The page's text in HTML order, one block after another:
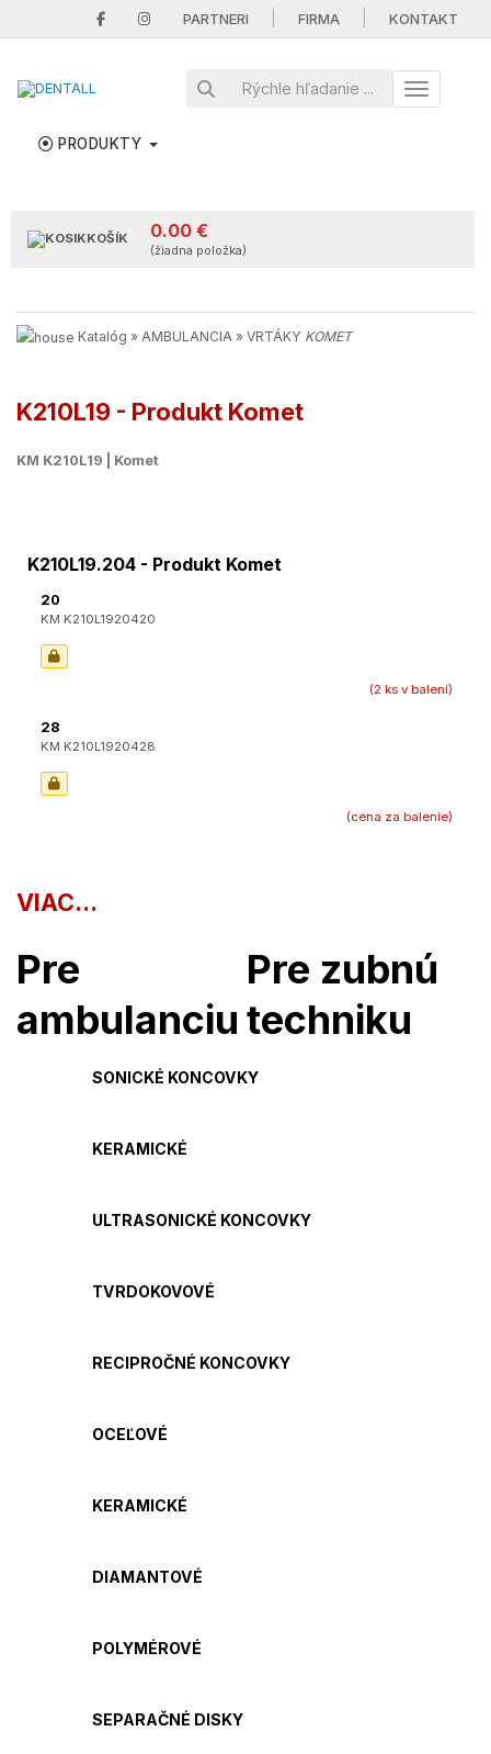
PARTNERI FIRMA KONTAKT
Toggle
PRODUKTY
KOŠÍK 0.00 €
(žiadna položka)
Katalóg » AMBULANCIA » VRTÁKY KOMET
K210L19 - Produkt Komet
KM K210L19 | Komet
K210L19.204 - Produkt Komet
20
KM K210L1920420
(2 ks v balení)
28
KM K210L1920428
(cena za balenie)
VIAC...
Pre
ambulanciu
Pre zubnú
techniku
SONICKÉ KONCOVKY
KERAMICKÉ
ULTRASONICKÉ KONCOVKY
TVRDOKOVOVÉ
RECIPROČNÉ KONCOVKY
OCEĽOVÉ
KERAMICKÉ
DIAMANTOVÉ
POLYMÉROVÉ
SEPARAČNÉ DISKY